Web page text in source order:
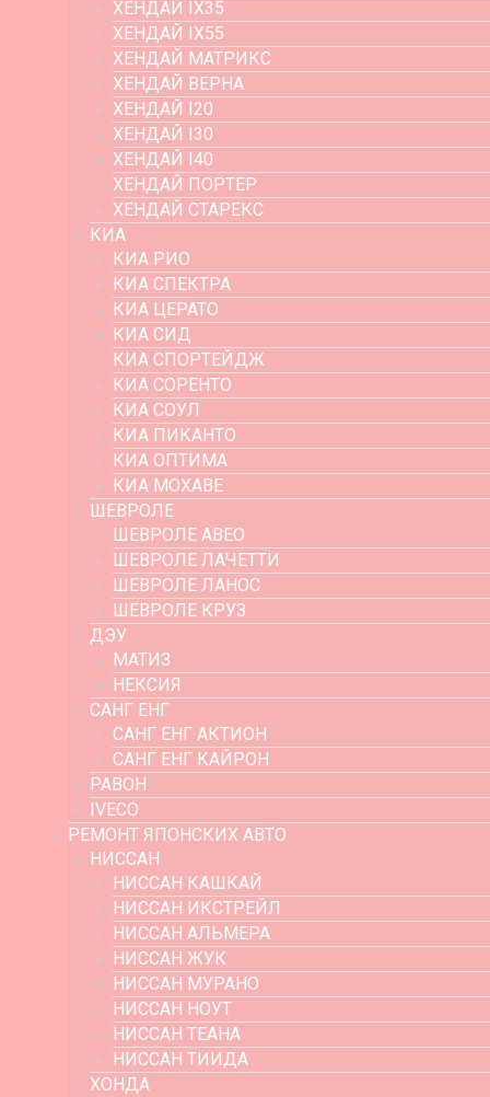
ХЕНДАЙ IX35
ХЕНДАЙ IX55
ХЕНДАЙ МАТРИКС
ХЕНДАЙ ВЕРНА
ХЕНДАЙ I20
ХЕНДАЙ I30
ХЕНДАЙ I40
ХЕНДАЙ ПОРТЕР
ХЕНДАЙ СТАРЕКС
КИА
КИА РИО
КИА СПЕКТРА
КИА ЦЕРАТО
КИА СИД
КИА СПОРТЕЙДЖ
КИА СОРЕНТО
КИА СОУЛ
КИА ПИКАНТО
КИА ОПТИМА
КИА МОХАВЕ
ШЕВРОЛЕ
ШЕВРОЛЕ АВЕО
ШЕВРОЛЕ ЛАЧЕТТИ
ШЕВРОЛЕ ЛАНОС
ШЕВРОЛЕ КРУЗ
ДЭУ
МАТИЗ
НЕКСИЯ
САНГ ЕНГ
САНГ ЕНГ АКТИОН
САНГ ЕНГ КАЙРОН
РАВОН
IVECO
РЕМОНТ ЯПОНСКИХ АВТО
НИССАН
НИССАН КАШКАЙ
НИССАН ИКСТРЕЙЛ
НИССАН АЛЬМЕРА
НИССАН ЖУК
НИССАН МУРАНО
НИССАН НОУТ
НИССАН ТЕАНА
НИССАН ТИИДА
ХОНДА